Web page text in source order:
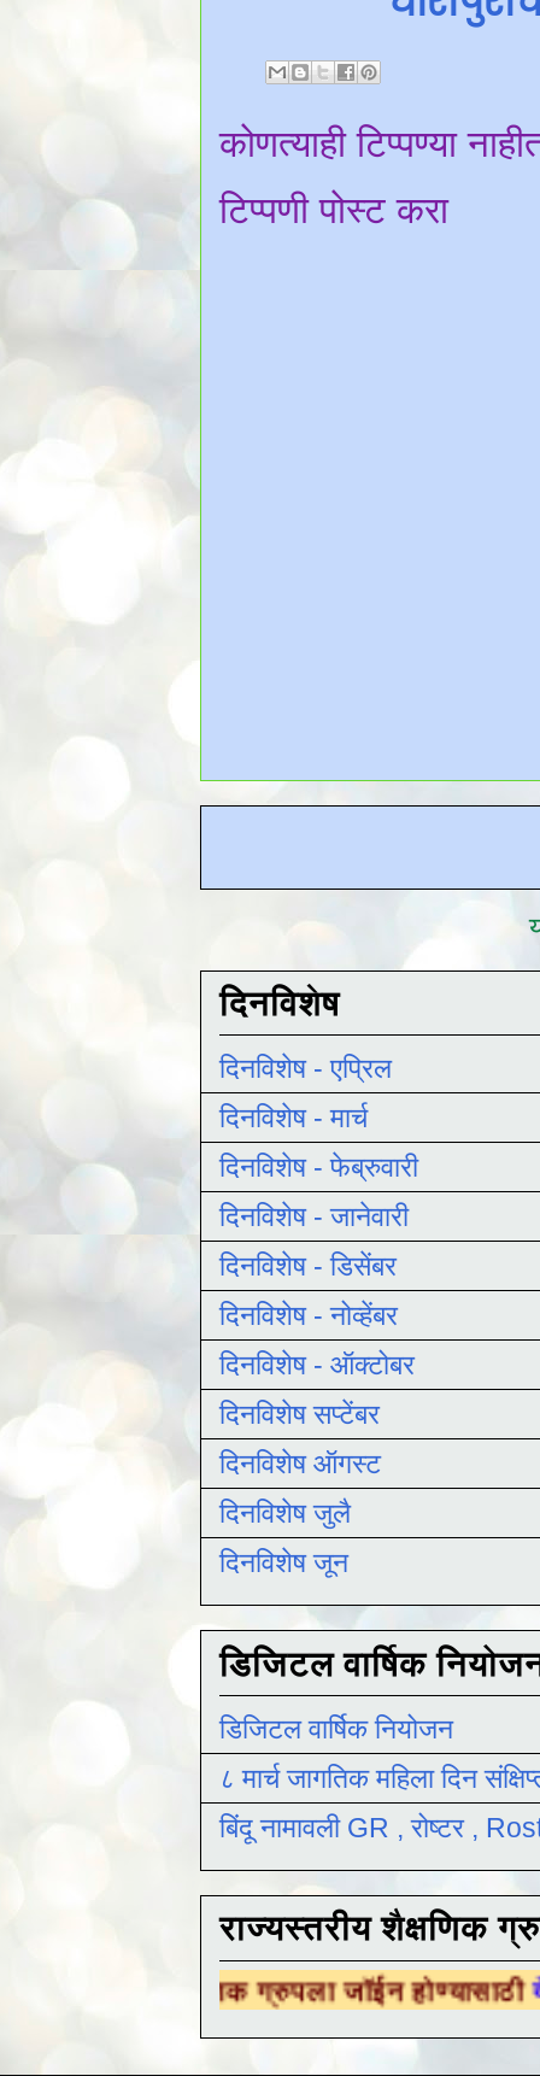
कोणत्याही टिप्पण्‍या
टिप्पणी पोस्ट करा
दिनविशेष
दिनविशेष - एप्रिल
दिनविशेष - मार्च
दिनविशेष - फेब्रुवारी
दिनविशेष - जानेवारी
दिनविशेष - डिसेंबर
दिनविशेष - नोव्हेंबर
दिनविशेष - ऑक्टोबर
दिनविशेष सप्टेंबर
दिनविशेष ऑगस्ट
दिनविशेष जुलै
दिनविशेष जून
डिजिटल वार्षिक
डिजिटल वार्षिक नियोजन
८ मार्च जागतिक महिला दिन
बिंदू नामावली GR , रोष्टर ,
राज्यस्तरीय शैक्षणिक
ग्रुपला जॉईन होण्यासाठीयेथे क्लिक करा